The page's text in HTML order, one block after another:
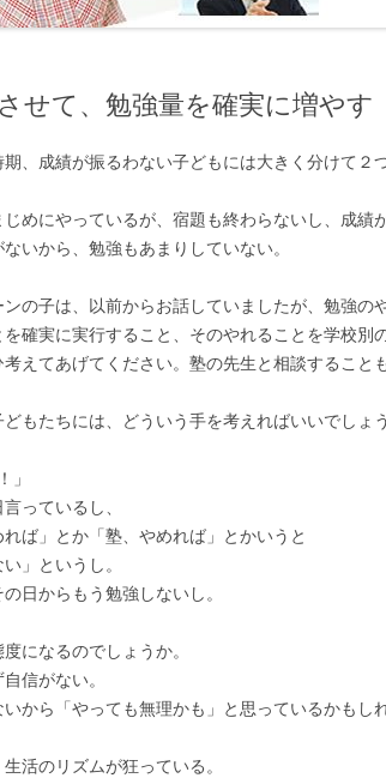
せて、勉強量を確実に増やす
、成績が振るわない子どもには大きく分けて２
じめにやっているが、宿題も終わらないし、成績
ないから、勉強もあまりしていない。
ンの子は、以前からお話していましたが、勉強の
を確実に実行すること、そのやれることを学校別
えてあげてください。塾の先生と相談すること
もたちには、どういう手を考えればいいでしょう
」
っているし、
れば」とか「塾、やめれば」とかいうと
」というし。
日からもう勉強しないし。
になるのでしょうか。
信がない。
から「やっても無理かも」と思っているかもし
活のリズムが狂っている。